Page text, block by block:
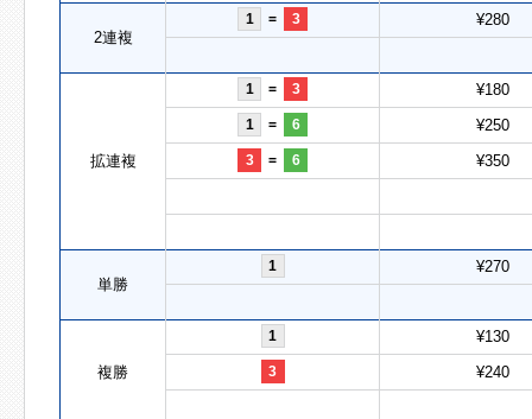
2連複
1 = 3 ¥280
拡連複
1 = 3 ¥180
1 = 6 ¥250
3 = 6 ¥350
単勝
1 ¥270
複勝
1 ¥130
3 ¥240